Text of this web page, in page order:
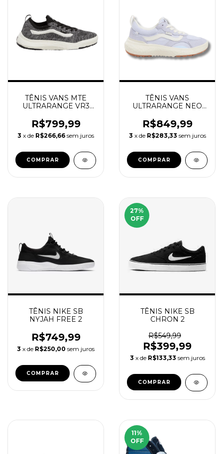
TÊNIS VANS MTE
ULTRARANGE VR3
MULTI
R$799,99
3 x de R$266,66 sem juros
COMPRAR
TÊNIS VANS
ULTRARANGE NEO
ESSENTIALS BLUE
WHITE
R$849,99
3 x de R$283,33 sem juros
COMPRAR
TÊNIS NIKE SB
NYJAH FREE 2
R$749,99
3 x de R$250,00 sem juros
COMPRAR
27%
OFF
TÊNIS NIKE SB
CHRON 2
R$549,99
R$399,99
3 x de R$133,33 sem juros
COMPRAR
11%
OFF